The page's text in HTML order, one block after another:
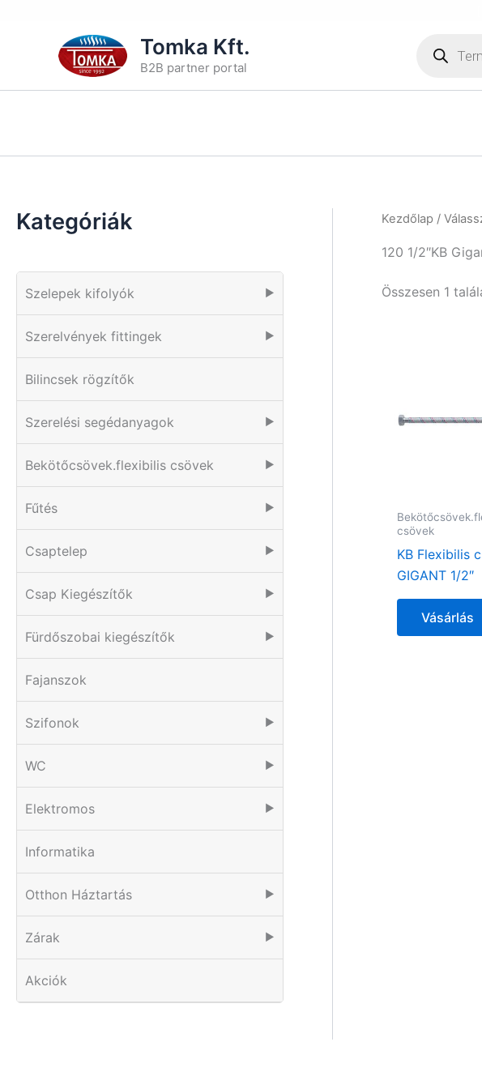
Tomka Kft.
B2B partner portal
search
Kategóriák
Szelepek kifolyók ▶
Szerelvények fittingek ▶
Bilincsek rögzítők
Szerelési segédanyagok ▶
Bekötőcsövek.flexibilis csövek ▶
Fűtés ▶
Csaptelep ▶
Csap Kiegészítők ▶
Fürdőszobai kiegészítők ▶
Fajanszok
Szifonok ▶
WC ▶
Elektromos ▶
Informatika
Otthon Háztartás ▶
Zárak ▶
Akciók
Kezdőlap /
120 1/2″KB
Összesen 1
csövek
KB Flexibilis
GIGANT 1/2″
Vásárlás